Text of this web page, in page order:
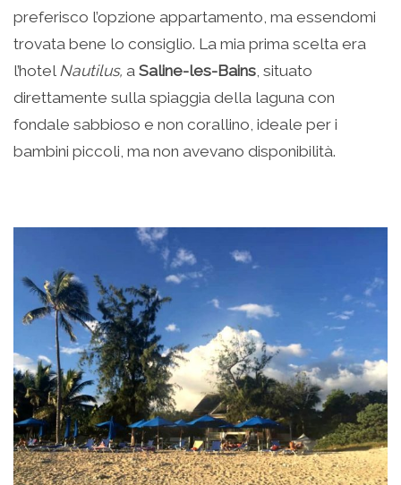
preferisco l’opzione appartamento, ma essendomi
trovata bene lo consiglio. La mia prima scelta era
l’hotel Nautilus, a Saline-les-Bains , situato
direttamente sulla spiaggia della laguna con
fondale sabbioso e non corallino, ideale per i
bambini piccoli, ma non avevano disponibilità.